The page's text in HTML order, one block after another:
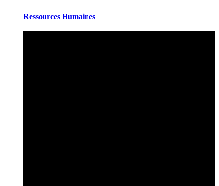
Ressources Humaines